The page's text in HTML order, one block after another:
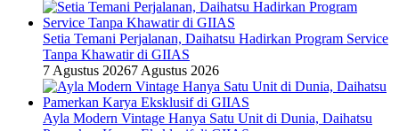
Setia Temani Perjalanan, Daihatsu Hadirkan Program Service
Tanpa Khawatir di GIIAS
7 Agustus 20267 Agustus 2026
Ayla Modern Vintage Hanya Satu Unit di Dunia, Daihatsu